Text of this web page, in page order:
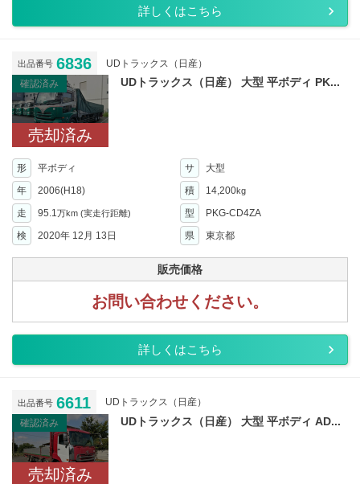
詳しくはこちら
出品番号 6836
UDトラックス（日産）
確認済み
売却済み
UDトラックス（日産） 大型 平ボディ PK...
形 平ボディ サ
大型
年
2006(H18) 積 14,200kg
走 95.1万km (実走行距離) 型
PKG-CD4ZA
検
2020年 12月 13日 県 東京都
販売価格
お問い合わせください。
詳しくはこちら
出品番号 6611
UDトラックス（日産）
確認済み
売却済み
UDトラックス（日産） 大型 平ボディ AD...